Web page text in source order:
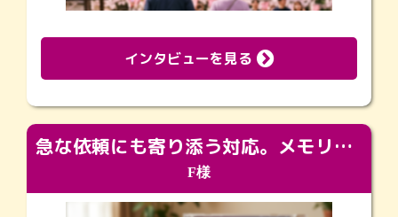
インタビューを見る
急な依頼にも寄り添う対応。メモリアルコーナーで振り返る大切な日々
F様